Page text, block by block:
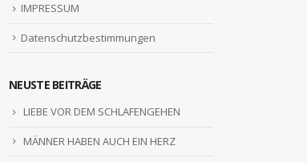
IMPRESSUM
Datenschutzbestimmungen
NEUSTE BEITRÄGE
LIEBE VOR DEM SCHLAFENGEHEN
MÄNNER HABEN AUCH EIN HERZ